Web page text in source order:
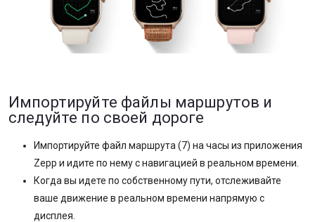
Импортируйте файлы маршрутов и
следуйте по своей дороге
Импортируйте файл маршрута (7) на часы из приложения
Zepp и идите по нему с навигацией в реальном времени.
Когда вы идете по собственному пути, отслеживайте
ваше движение в реальном времени напрямую с
дисплея.